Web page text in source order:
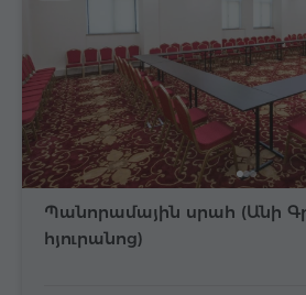
Պանորամային սրահ (Անի
հյուրանոց)